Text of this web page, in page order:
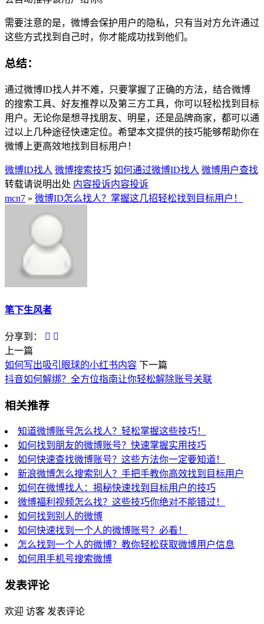
需要注意的是，微博会保护用户的隐私，只有当对方允许通过
这些方式找到自己时，你才能成功找到他们。
总结：
通过微博ID找人并不难，只要掌握了正确的方法，结合微博
的搜索工具、好友推荐以及第三方工具，你可以轻松找到目标
用户。无论你是想寻找朋友、明星，还是品牌商家，都可以通
过以上几种途径快速定位。希望本文提供的技巧能够帮助你在
微博上更高效地找到目标用户！
微博ID找人 微博搜索技巧 如何通过微博ID找人 微博用户查找
转载请说明出处 内容投诉内容投诉
mcn7 » 微博ID怎么找人？掌握这几招轻松找到目标用户！
笔下生风者
分享到：
上一篇
如何写出吸引眼球的小红书内容 下一篇
抖音如何解绑？全方位指南让你轻松解除账号关联
相关推荐
知道微博账号怎么找人？轻松掌握这些技巧！
如何找到朋友的微博账号？快速掌握实用技巧
如何快速查找微博账号？这些方法你一定要知道！
新浪微博怎么搜索别人？手把手教你高效找到目标用户
如何在微博找人：揭秘快速找到目标用户的技巧
微博福利视频怎么找？这些技巧你绝对不能错过！
如何找到别人的微博
如何快速找到一个人的微博账号？必看！
怎么找到一个人的微博？教你轻松获取微博用户信息
如何用手机号搜索微博
发表评论
欢迎 访客 发表评论